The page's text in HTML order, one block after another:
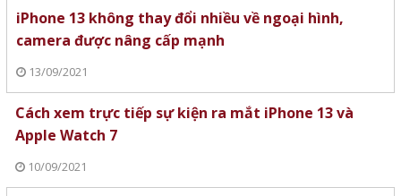
iPhone 13 không thay đổi nhiều về ngoại hình,
camera được nâng cấp mạnh
13/09/2021
Cách xem trực tiếp sự kiện ra mắt iPhone 13 và
Apple Watch 7
10/09/2021